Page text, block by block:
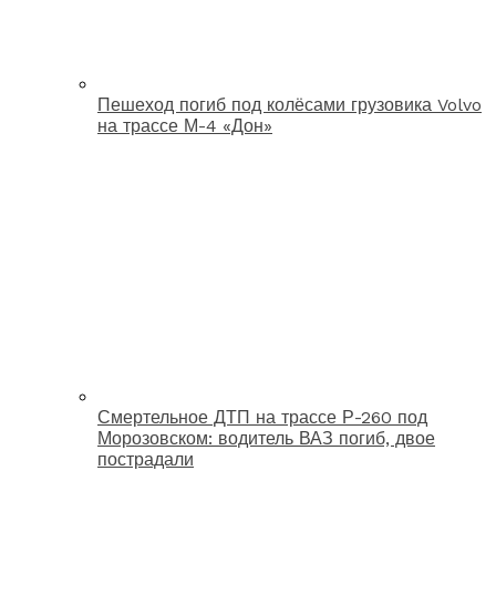
Пешеход погиб под колёсами грузовика Volvo
на трассе М-4 «Дон»
Смертельное ДТП на трассе Р-260 под
Морозовском: водитель ВАЗ погиб, двое
пострадали